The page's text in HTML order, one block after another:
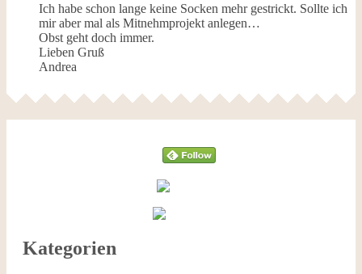
Ich habe schon lange keine Socken mehr gestrickt. Sollte ich
mir aber mal als Mitnehmprojekt anlegen…
Obst geht doch immer.
Lieben Gruß
Andrea
Kategorien